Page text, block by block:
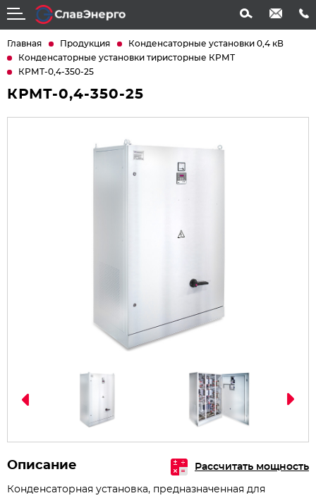
info@slavenergo.com
Главная Продукция
Конденсаторные установки 0,4 кВ
Конденсаторные установки тиристорные КРМТ
КРМТ-0,4-350-25
КРМТ-0,4-350-25
Описание Рассчитать мощность
Конденсаторная установка, предназначенная для